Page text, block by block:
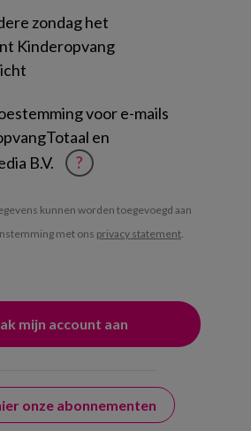
zondag het
Kinderopvang
voor e-mails
en
B.V.
?
kunnen worden toegevoegd aan
met ons privacy statement.
onze abonnementen